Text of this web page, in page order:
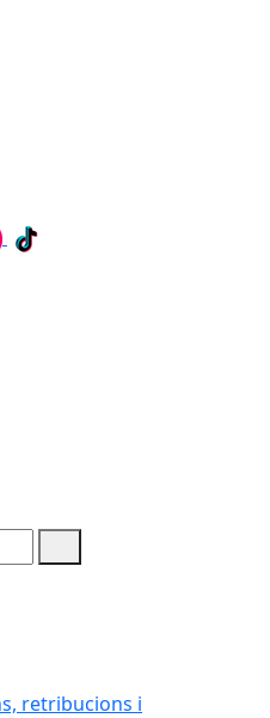
retribucions i